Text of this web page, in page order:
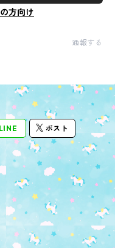
方向け
通報する
LINE ポスト